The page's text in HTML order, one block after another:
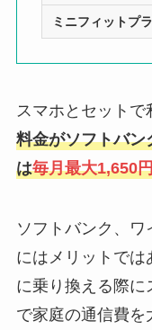
ミニフィットプ
スマホとセットで
料金がソフトバン
は毎月最大1,650
ソフトバンク、
にはメリットで
に乗り換える際に
で家庭の通信費を